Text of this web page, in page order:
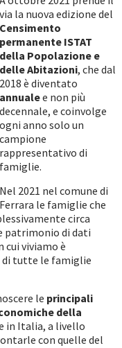
via la nuova edizione del
Censimento
permanente ISTAT
della Popolazione e
delle Abitazioni, che dal
2018 è diventato
annualee non più
decennale, e coinvolge
ogni anno solo un
campione
rappresentativo di
famiglie.
Nel 2021 nel comune di
Ferrara le famiglie che
circa
patrimonio di dati
cui viviamo è
di tutte le famiglie
le principali
della
in Italia, a livello
con quelle del